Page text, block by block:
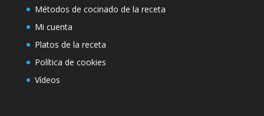
Métodos de cocinado de la receta
Mi cuenta
Platos de la receta
Política de cookies
Vídeos